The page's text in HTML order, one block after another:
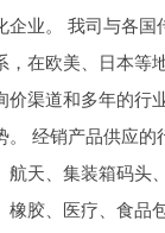
业。
我司与各国
，在欧美、日本等
价渠道和多年的行
经销产品供应的
天、集装箱码头
胶、医疗、食品